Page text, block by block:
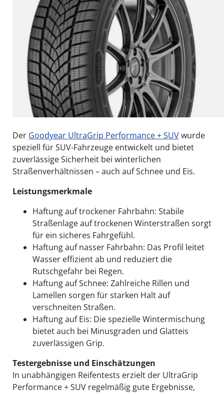
Der Goodyear UltraGrip Performance + SUVwurde
speziell für SUV-Fahrzeuge entwickelt und bietet
zuverlässige Sicherheit bei winterlichen
Straßenverhältnissen – auch auf Schnee und Eis.
Leistungsmerkmale
Haftung auf trockener Fahrbahn: Stabile
Straßenlage auf trockenen Winterstraßen sorgt
für ein sicheres Fahrgefühl.
Haftung auf nasser Fahrbahn: Das Profil leitet
Wasser effizient ab und reduziert die
Rutschgefahr bei Regen.
Haftung auf Schnee: Zahlreiche Rillen und
Lamellen sorgen für starken Halt auf
verschneiten Straßen.
Haftung auf Eis: Die spezielle Wintermischung
bietet auch bei Minusgraden und Glatteis
zuverlässigen Grip.
Testergebnisse und Einschätzungen
In unabhängigen Reifentests erzielt der UltraGrip
Performance + SUV regelmäßig gute Ergebnisse,